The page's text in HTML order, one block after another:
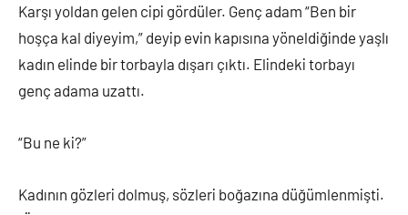
Karşı yoldan gelen cipi gördüler. Genç adam “Ben bir
hoşça kal diyeyim,” deyip evin kapısına yöneldiğinde yaşlı
kadın elinde bir torbayla dışarı çıktı. Elindeki torbayı
genç adama uzattı.
“Bu ne ki?”
Kadının gözleri dolmuş, sözleri boğazına düğümlenmişti.